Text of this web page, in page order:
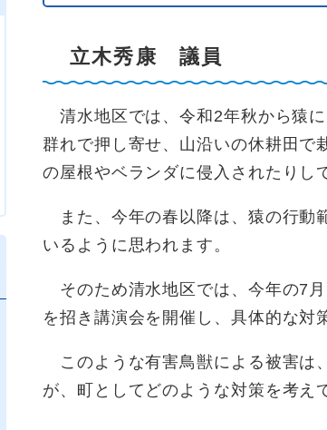
立木秀康 議員
清水地区では、令和2年秋から猿
群れで押し寄せ、山沿いの休耕田で
の屋根やベランダに侵入されたりし
また、今年の春以降は、猿の行動
いるように思われます。
そのため清水地区では、今年の7
を招き講演会を開催し、具体的な対
このような有害鳥獣による被害は
が、町としてどのような対策を考え